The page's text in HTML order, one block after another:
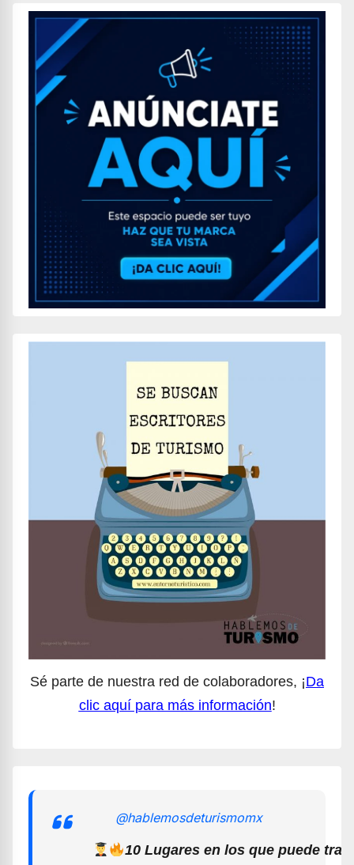
Sé parte de nuestra red de colaboradores, ¡Da
clic aquí para más información!
@hablemosdeturismomx
10 Lugares en los que puede